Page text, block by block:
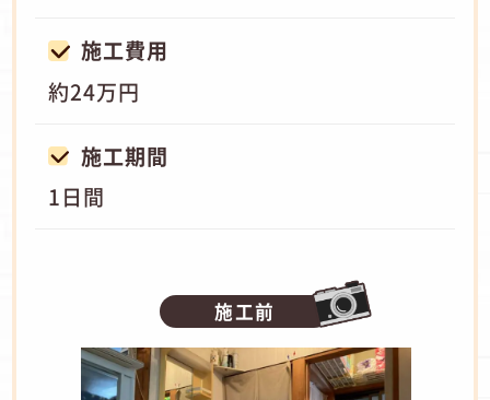
施工費用
約24万円
施工期間
1日間
施工前